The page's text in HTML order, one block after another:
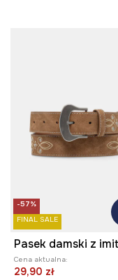
-57%
FINAL SALE
Cena aktualna:
29,90 zł